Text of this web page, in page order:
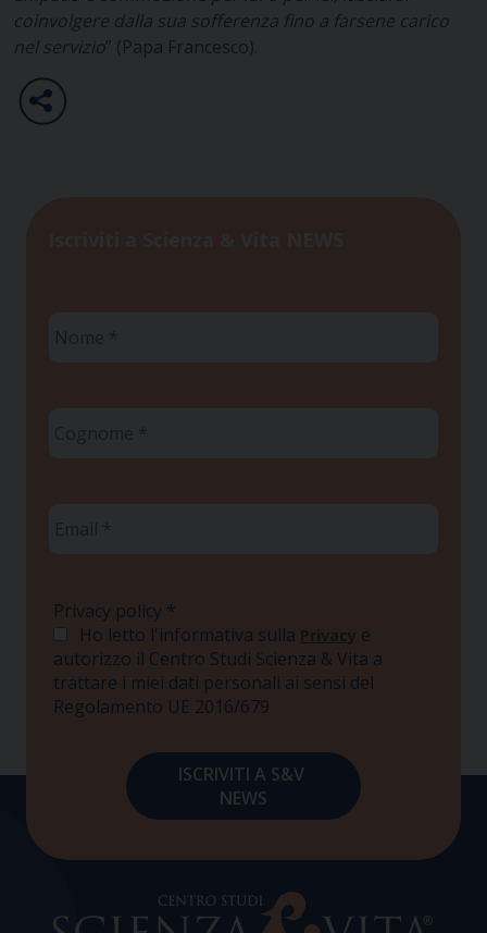
coinvolgere dalla sua sofferenza fino a farsene carico
nel servizio” (Papa Francesco).
Privacy policy *
Ho letto l'informativa sulla Privacy e
autorizzo il Centro Studi Scienza & Vita a
trattare i miei dati personali ai sensi del
Regolamento UE 2016/679